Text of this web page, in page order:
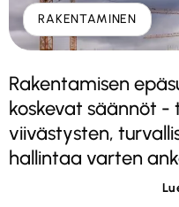
RAKENTAMINEN
Rakentamisen
koskevat säännöt -
viivästysten,
hallintaa varten